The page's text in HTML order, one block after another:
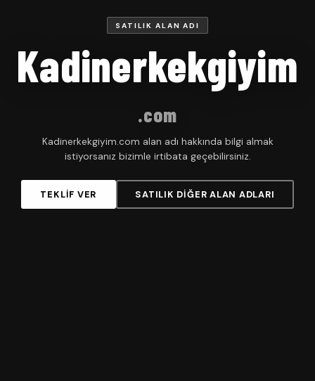
SATILIK ALAN ADI
Kadinerkekgiyim
.com
Kadinerkekgiyim.com alan adı hakkında bilgi almak
istiyorsanız bizimle irtibata geçebilirsiniz.
TEKLIF VER SATILIK DIĞER ALAN ADLARI